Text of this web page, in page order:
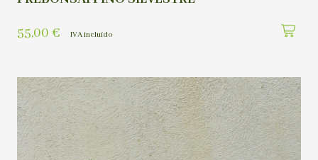
55,00 € IVA incluído